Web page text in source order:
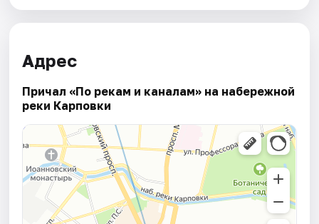
Адрес
Причал «По рекам и каналам» на набережной
реки Карповки